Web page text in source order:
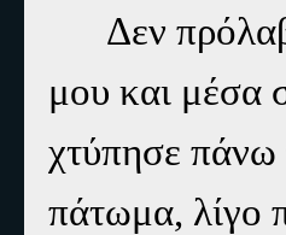
Δεν
μου και μέσα
χτύπησε πάνω
πάτωμα, λίγο